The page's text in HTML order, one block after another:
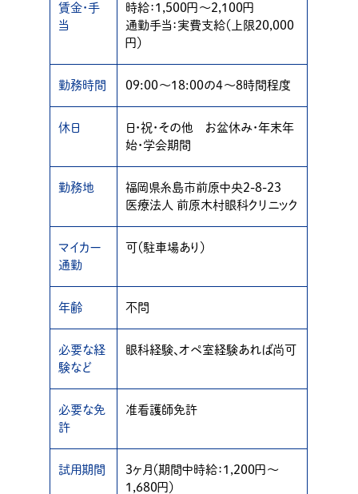
賃金・手
当
時給：1,500円〜2,100円
通勤手当：実費支給（上限20,000
円）
勤務時間 09:00〜18:00の4〜8時間程度
休日
日・祝・その他 お盆休み・年末年
始・学会期間
勤務地
福岡県糸島市前原中央2-8-23
医療法人 前原木村眼科クリニック
マイカー
通勤
可（駐車場あり）
年齢 不問
必要な経
験など
眼科経験、オペ室経験あれば尚可
必要な免
許
准看護師免許
試用期間
3ヶ月（期間中時給：1,200円〜
1,680円）